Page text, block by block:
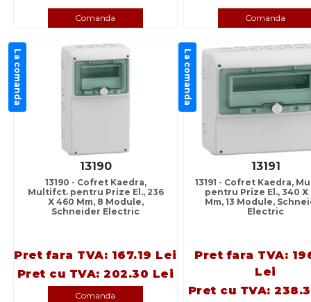
Comanda Comanda
La comanda
13190
13190 - Cofret Kaedra,
Multifct. pentru Prize El., 236
X 460 Mm, 8 Module,
Schneider Electric
Pret fara TVA: 167.19 Lei
Pret cu TVA: 202.30 Lei
Comanda
La comanda
13191
13191 - Cofret Kaedra,
pentru Prize El., 340 X
Mm, 13 Module,
Electric
Pret fara TVA:
Lei
Pret cu TVA: